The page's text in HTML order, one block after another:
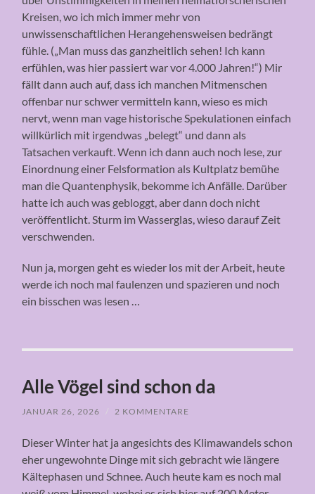
Kreisen, wo ich mich immer mehr von
unwissenschaftlichen Herangehensweisen bedrängt
fühle. („Man muss das ganzheitlich sehen! Ich kann
erfühlen, was hier passiert war vor 4.000 Jahren!“) Mir
fällt dann auch auf, dass ich manchen Mitmenschen
offenbar nur schwer vermitteln kann, wieso es mich
nervt, wenn man vage historische Spekulationen einfach
willkürlich mit irgendwas „belegt“ und dann als
Tatsachen verkauft. Wenn ich dann auch noch lese, zur
Einordnung einer Felsformation als Kultplatz bemühe
man die Quantenphysik, bekomme ich Anfälle. Darüber
hatte ich auch was gebloggt, aber dann doch nicht
veröffentlicht. Sturm im Wasserglas, wieso darauf Zeit
verschwenden.
Nun ja, morgen geht es wieder los mit der Arbeit, heute
werde ich noch mal faulenzen und spazieren und noch
ein bisschen was lesen …
Alle Vögel sind schon da
JANUAR 26, 2026 / 2 KOMMENTARE
Dieser Winter hat ja angesichts des Klimawandels schon
eher ungewohnte Dinge mit sich gebracht wie längere
Kältephasen und Schnee. Auch heute kam es noch mal